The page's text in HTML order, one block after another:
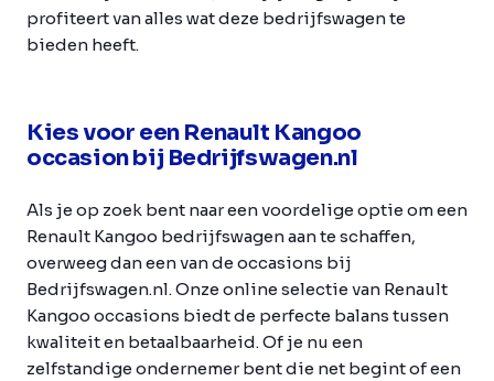
profiteert van alles wat deze bedrijfswagen te
bieden heeft.
Kies voor een Renault Kangoo
occasion bij Bedrijfswagen.nl
Als je op zoek bent naar een voordelige optie om een
Renault Kangoo bedrijfswagen aan te schaffen,
overweeg dan een van de occasions bij
Bedrijfswagen.nl. Onze online selectie van Renault
Kangoo occasions biedt de perfecte balans tussen
kwaliteit en betaalbaarheid. Of je nu een
zelfstandige ondernemer bent die net begint of een